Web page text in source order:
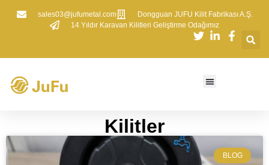
sales03@jufumetal.com
​Dongguan JUFU Kilit Fabrikası A.Ş.
​14 Yıldır Karavan Kilitleri Geliştirme Odağımız
Kilitler
BLOG